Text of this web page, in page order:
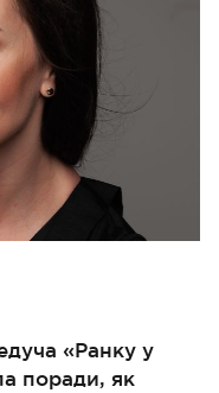
«Ранку у
поради, як